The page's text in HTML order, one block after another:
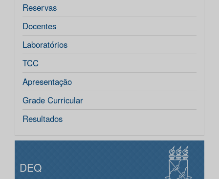
Reservas
Docentes
Laboratórios
TCC
Apresentação
Grade Curricular
Resultados
DEQ